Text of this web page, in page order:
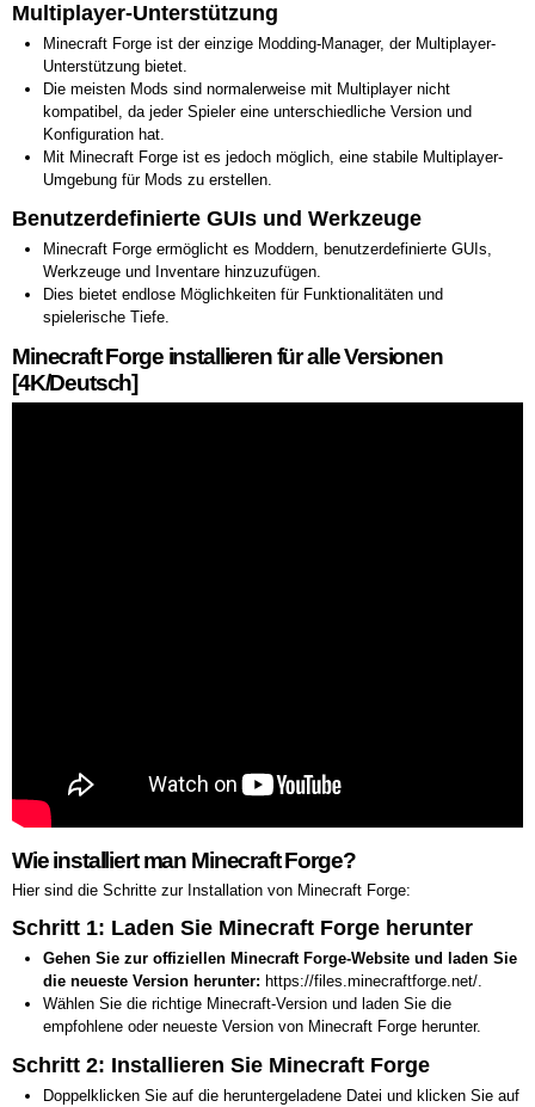
Multiplayer-Unterstützung
Minecraft Forge ist der einzige Modding-Manager, der Multiplayer-
Unterstützung bietet.
Die meisten Mods sind normalerweise mit Multiplayer nicht
kompatibel, da jeder Spieler eine unterschiedliche Version und
Konfiguration hat.
Mit Minecraft Forge ist es jedoch möglich, eine stabile Multiplayer-
Umgebung für Mods zu erstellen.
Benutzerdefinierte GUIs und Werkzeuge
Minecraft Forge ermöglicht es Moddern, benutzerdefinierte GUIs,
Werkzeuge und Inventare hinzuzufügen.
Dies bietet endlose Möglichkeiten für Funktionalitäten und
spielerische Tiefe.
Minecraft Forge installieren für alle Versionen
[4K/Deutsch]
Wie installiert man Minecraft Forge?
Hier sind die Schritte zur Installation von Minecraft Forge:
Schritt 1: Laden Sie Minecraft Forge herunter
Gehen Sie zur offiziellen Minecraft Forge-Website und laden Sie
die neueste Version herunter: https://files.minecraftforge.net/.
Wählen Sie die richtige Minecraft-Version und laden Sie die
empfohlene oder neueste Version von Minecraft Forge herunter.
Schritt 2: Installieren Sie Minecraft Forge
Doppelklicken Sie auf die heruntergeladene Datei und klicken Sie auf